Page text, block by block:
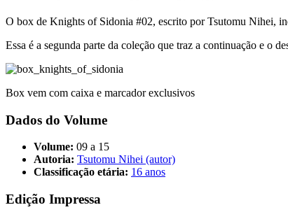
O box de Knights of Sidonia #02, escrito por Tsutomu Nihei,
Essa é a segunda parte da coleção que traz a continuação e o
Box vem com caixa e marcador exclusivos
Dados do Volume
Volume: 09 a 15
Autoria: Tsutomu Nihei (autor)
Classificação etária: 16 anos
Edição Impressa